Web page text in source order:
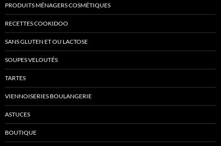
PRODUITS MÉNAGERS COSMÉTIQUES
RECETTES COOKIDOO
SANS GLUTEN ET OU LACTOSE
SOUPES VELOUTÉS
TARTES
VIENNOISERIES BOULANGERIE
ASTUCES
BOUTIQUE